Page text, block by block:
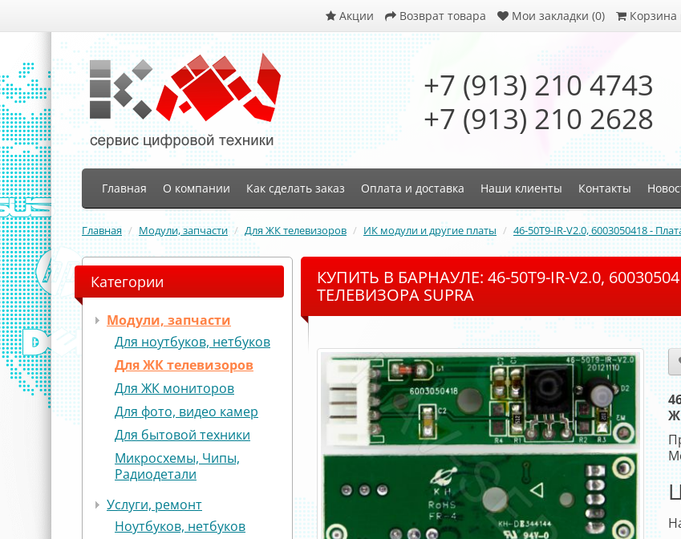
Акции Возврат товара Мои закладки (0) Корзина
+7 (913) 210 4743
+7 (913) 210 2628
Главная О компании Как сделать заказ Оплата и доставка Наши клиенты Контакты
Главная Модули, запчасти Для ЖК телевизоров ИК модули и другие платы 46-50T9-IR-V2.0, 6003050418 -
Категории
Модули, запчасти
Для ноутбуков, нетбуков
Для ЖК телевизоров
Для ЖК мониторов
Для фото, видео камер
Для бытовой техники
Микросхемы, Чипы,
Радиодетали
Услуги, ремонт
Ноутбуков, нетбуков
КУПИТЬ В БАРНАУЛЕ: 46-50T9-IR-V2.0,
ТЕЛЕВИЗОРА SUPRA